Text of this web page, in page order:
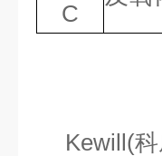
C
Kewill(